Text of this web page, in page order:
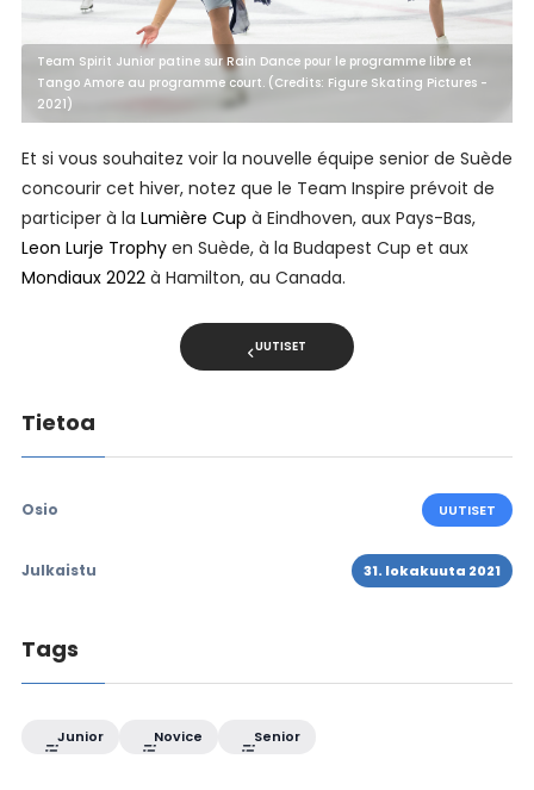
Team Spirit Junior patine sur Rain Dance pour le programme libre et
Tango Amore au programme court. (Credits: Figure Skating Pictures -
2021)
Et si vous souhaitez voir la nouvelle équipe senior de Suède
concourir cet hiver, notez que le Team Inspire prévoit de
participer à la Lumière Cup à Eindhoven, aux Pays-Bas,
Leon Lurje Trophyen Suède, à la Budapest Cup et aux
Mondiaux 2022à Hamilton, au Canada.
UUTISET
Tietoa
Osio UUTISET
Julkaistu 31. lokakuuta 2021
Tags
Junior Novice Senior